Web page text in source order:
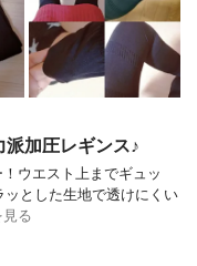
加圧レギンス♪
ウエスト上までギュッ
とした生地で透けにくい
る